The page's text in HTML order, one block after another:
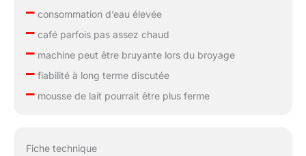
–consommation d’eau élevée
–café parfois pas assez chaud
–machine peut être bruyante lors du broyage
–fiabilité à long terme discutée
–mousse de lait pourrait être plus ferme
Fiche technique